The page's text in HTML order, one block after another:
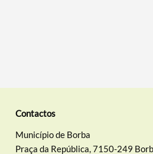
Contactos
Município de Borba
Praça da República, 7150-249